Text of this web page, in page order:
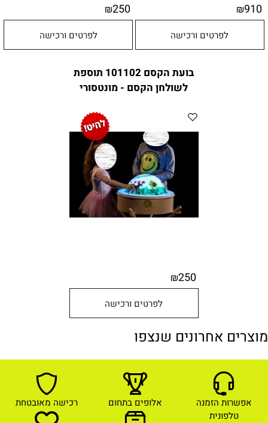
₪910
לפרטים ורכישה
₪250
לפרטים ורכישה
בועת הקסם 101102 תוספת
לשולחן הקסם - מונטסורי
₪250
לפרטים ורכישה
מוצרים אחרונים שנצפו
אפשרות הזמנה
טלפונית
אלופים בתחום רכישה מאובטחת